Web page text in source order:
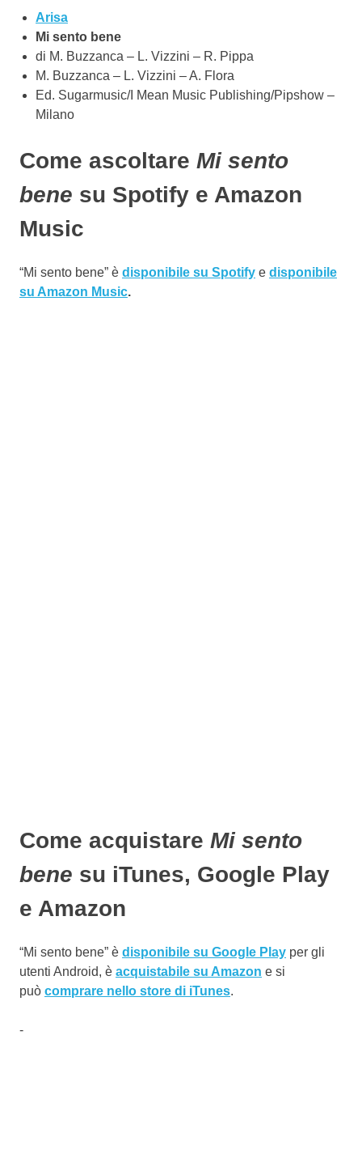
Arisa
Mi sento bene
di M. Buzzanca – L. Vizzini – R. Pippa
M. Buzzanca – L. Vizzini – A. Flora
Ed. Sugarmusic/I Mean Music Publishing/Pipshow –
Milano
Come ascoltare Mi sento
bene su Spotify e Amazon
Music
“Mi sento bene” è disponibile su Spotify e disponibile
su Amazon Music.
Come acquistare Mi sento
bene su iTunes, Google Play
e Amazon
“Mi sento bene” è disponibile su Google Play per gli
utenti Android, è acquistabile su Amazon e si
può comprare nello store di iTunes.
-